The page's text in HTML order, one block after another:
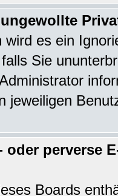
wird es ein
Sie
jeweiligen
oder perverse
Boards